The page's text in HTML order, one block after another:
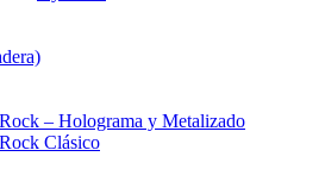
Rock – Holograma y Metalizado
Rock Clásico